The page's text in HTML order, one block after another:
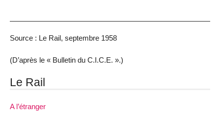
Source : Le Rail, septembre 1958
(D’après le « Bulletin du C.I.C.E. ».)
Le Rail
A l’étranger